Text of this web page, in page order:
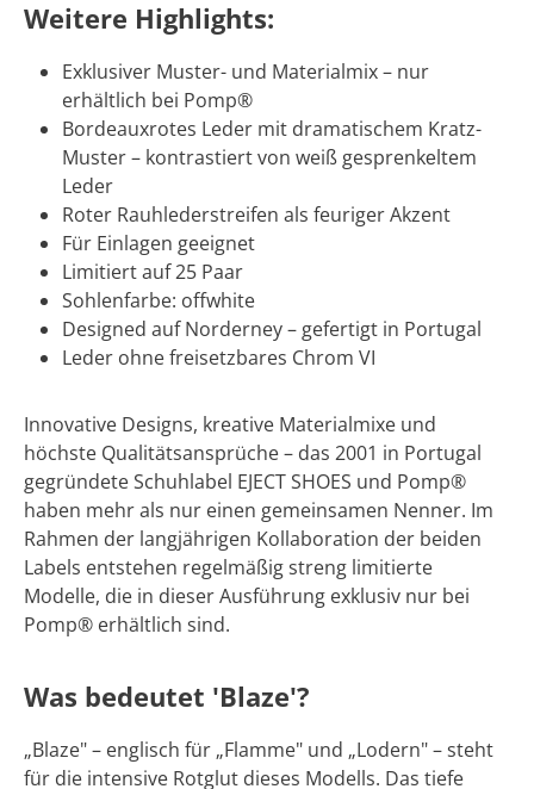
Weitere Highlights:
Exklusiver Muster- und Materialmix – nur
erhältlich bei Pomp®
Bordeauxrotes Leder mit dramatischem Kratz-
Muster – kontrastiert von weiß gesprenkеltem
Leder
Roter Rauhlederstreifen als feuriger Akzent
Für Einlagen geeignet
Limitiert auf 25 Paar
Sohlenfarbe: offwhite
Designed auf Norderney – gefertigt in Portugal
Leder ohne freisetzbares Chrom VI
Innovative Designs, kreative Materialmixe und
höchste Qualitätsansprüche – das 2001 in Portugal
gegründete Schuhlabel EJECT SHOES und Pomp®
haben mehr als nur einen gemeinsamen Nenner. Im
Rahmen der langjährigen Kollaboration der beiden
Labels entstehen regelmäßig streng limitierte
Modelle, die in dieser Ausführung exklusiv nur bei
Pomp® erhältlich sind.
Was bedeutet 'Blaze'?
„Blaze" – englisch für „Flamme" und „Lodern" – steht
für die intensive Rotglut dieses Modells. Das tiefe